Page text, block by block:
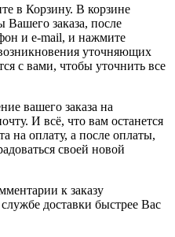
в Корзину. В корзине
Вашего заказа, после
и e-mail, и нажмите
уточняющих
с вами, чтобы уточнить все
вашего заказа на
И всё, что вам останется
на оплату, а после оплаты,
своей новой
к заказу
доставки быстрее Вас